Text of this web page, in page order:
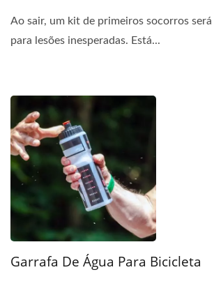
Ao sair, um kit de primeiros socorros será
para lesões inesperadas. Está...
Garrafa De Água Para Bicicleta